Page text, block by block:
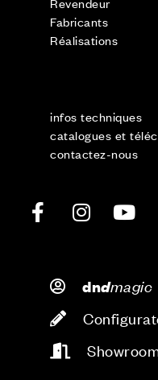
Fabricants
Réalisations
infos techniques
catalogues et
contactez-nous
dndmagic